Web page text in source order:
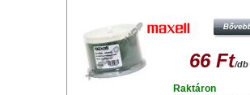
66 Ft/db
Raktáron